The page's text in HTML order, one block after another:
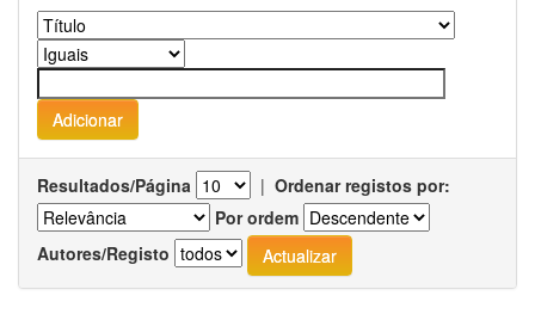
Resultados/Página | Ordenar registos por:
Por ordem
Autores/Registo